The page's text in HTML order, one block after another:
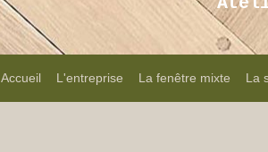
Accueil L'entreprise La fenêtre mixte La